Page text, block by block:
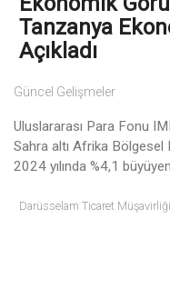
Tanzanya
Açıkladı
Güncel Gelişmeler
Uluslararası Para Fonu
Sahra altı Afrika Bölgesel
2024 yılında %4,1 büyüyen
Darüsselam Ticaret Müşavirliği